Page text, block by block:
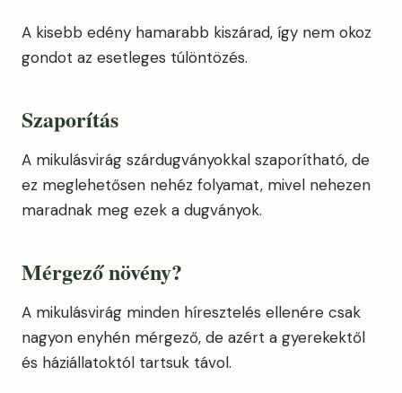
A kisebb edény hamarabb kiszárad, így nem okoz
gondot az esetleges túlöntözés.
Szaporítás
A mikulásvirág szárdugványokkal szaporítható, de
ez meglehetősen nehéz folyamat, mivel nehezen
maradnak meg ezek a dugványok.
Mérgező növény?
A mikulásvirág minden híresztelés ellenére csak
nagyon enyhén mérgező, de azért a gyerekektől
és háziállatoktól tartsuk távol.